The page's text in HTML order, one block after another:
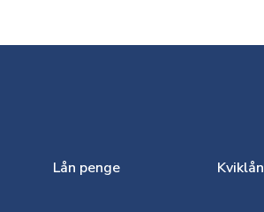
Lån penge Kviklån